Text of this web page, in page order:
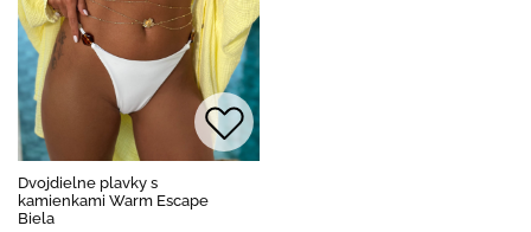
Dvojdielne plavky s
kamienkami Warm Escape
Biela